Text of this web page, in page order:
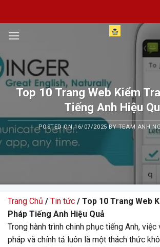
content
Top 10 Trang Web Kiểm
Tiếng Anh Hiệu
POSTED ON16/07/2025 BYTEAM ANH
Trang Chủ / Tin tức / Top 10 Trang Web
Pháp Tiếng Anh Hiệu Quả
Trong hành trình chinh phục tiếng Anh,
pháp và chính tả luôn là một thách thức